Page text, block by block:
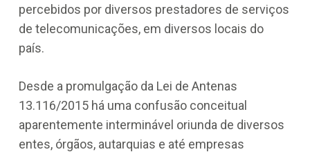
percebidos por diversos prestadores de serviços
de telecomunicações, em diversos locais do
país.
Desde a promulgação da Lei de Antenas
13.116/2015 há uma confusão conceitual
aparentemente interminável oriunda de diversos
entes, órgãos, autarquias e até empresas